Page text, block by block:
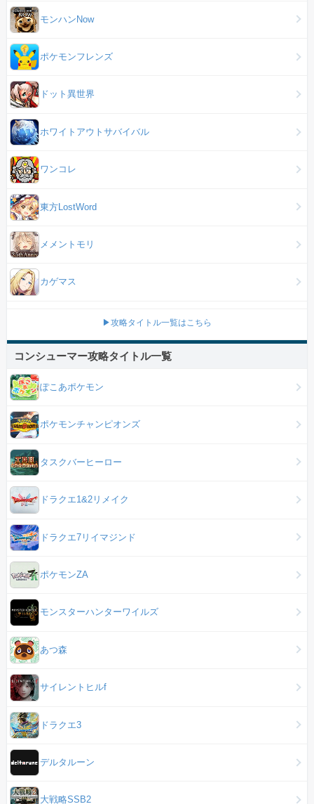
モンハンNow
ポケモンフレンズ
ドット異世界
ホワイトアウトサバイバル
ワンコレ
東方LostWord
メメントモリ
カゲマス
▶攻略タイトル一覧はこちら
コンシューマー攻略タイトル一覧
ぽこあポケモン
ポケモンチャンピオンズ
タスクバーヒーロー
ドラクエ1&2リメイク
ドラクエ7リイマジンド
ポケモンZA
モンスターハンターワイルズ
あつ森
サイレントヒルf
ドラクエ3
デルタルーン
大戦略SSB2